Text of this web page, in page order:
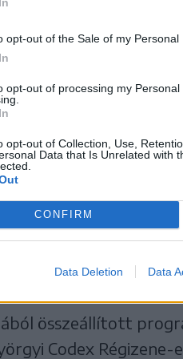
opt-out of the Sale of my Personal
opt-out of processing my Personal
opt-out of Collection, Use,
Data that Is Unrelated with
CONFIRM
Data Deletion Data
(Szabadság tér, 1.
oldalon lehet
és a táncházak
részt a Tamási
valósul
kerül sor a Tamási
Ifjúsági
amelyre
lehet vásárolni.
összeállított
Codex